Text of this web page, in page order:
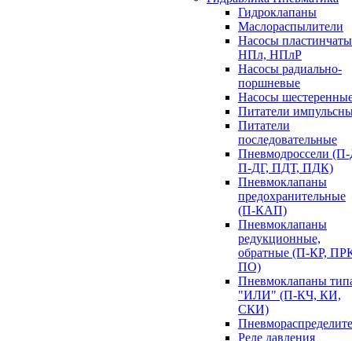
Гидроклапаны
Маслораспылители
Насосы
НПл, НПлР
Насосы радиально-
поршневые
Насосы
Питатели
Питатели
последовательные
Пневмодроссели
П-ДГ, ПДТ, ПДК)
Пневмоклапаны
предохранительные
(П-КАП)
Пневмоклапаны
редукционные,
обратные (П-КР,
ПО)
Пневмоклапаны
"ИЛИ" (П-КЧ, КИ,
СКИ)
Реле давления